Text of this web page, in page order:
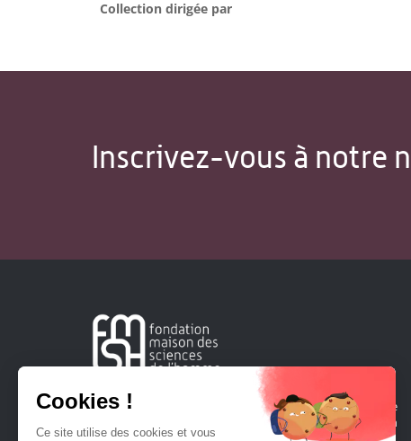
Collection dirigée par
Inscrivez-vous à notre
Créée en 1963, la Fondation Maison Sciences de l'Homme
soutient la recherche et la diffusion des connaissances en